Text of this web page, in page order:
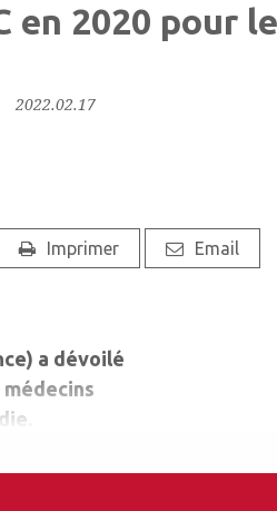
en 2020 pour
2022.02.17
Imprimer Email
a dévoilé